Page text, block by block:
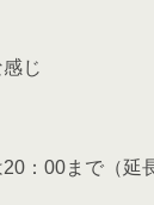
じ
20：00まで（延